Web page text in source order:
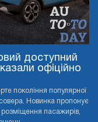
доступний
офіційно
покоління популярної
Новинка пропонує
пасажирів,